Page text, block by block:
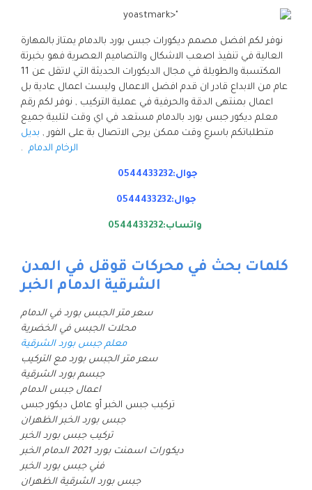
نوفر لكم افضل مصمم ديكورات جبس بورد بالدمام يمتاز بالمهارة
العالية في تنفيذ اصعب الاشكال والتصاميم العصرية فهو بخبرتة
المكتسبة والطويلة في مجال الديكورات الحديثة التي لاتقل عن 11
عام من الابداع قادر ان قدم افضل الاعمال وليست اعمال عادية بل
اعمال بمنتهى الدقة والحرفية في عملية التركيب , نوفر لكم رقم
معلم ديكور جبس بورد بالدمام مستعد في اي وقت لتلبية جميع
متطلباتكم باسرع وقت ممكن يرجى الاتصال بة على الفور , بديل
الرخام الدمام .
جوال:0544433232
جوال:0544433232
واتساب:0544433232
كلمات بحث في محركات قوقل في المدن
الشرقية الدمام الخبر
سعر متر الجبس بورد في الدمام
محلات الجبس في الخضرية
معلم جبس بورد الشرقية
سعر متر الجبس بورد مع التركيب
جبسم بورد الشرقية
اعمال جبس الدمام
تركيب جبس الخبر أو عامل ديكور جبس
جبس بورد الخبر الظهران
تركيب جبس بورد الخبر
ديكورات اسمنت بورد 2021 الدمام الخبر
فني جبس بورد الخبر
جبس بورد الشرقية الظهران